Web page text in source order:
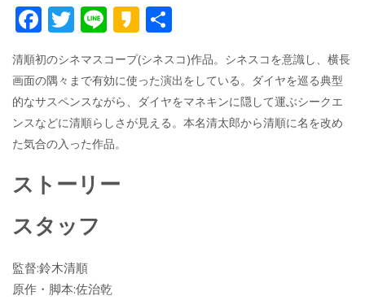
F
e
b
o
o
k
T
w
itt
er
Li
e
K
k
a
o
有
清順初のシネマスコープ(シネスコ)作品。シネスコを意識し、横長
画面の隅々まで有効に使った演出をしている。ダイヤを巡る典型
的なサスペンスながら、ダイヤをマネキンに隠して運ぶシークエ
ンスなどに清順らしさが見える。本名清太郎から清順に名を改め
た気合の入った作品。
ストーリー
スタッフ
監督:鈴木清順
原作・脚本:佐治乾